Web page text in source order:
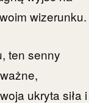
wizerunku.
ten senny
ukryta siła i